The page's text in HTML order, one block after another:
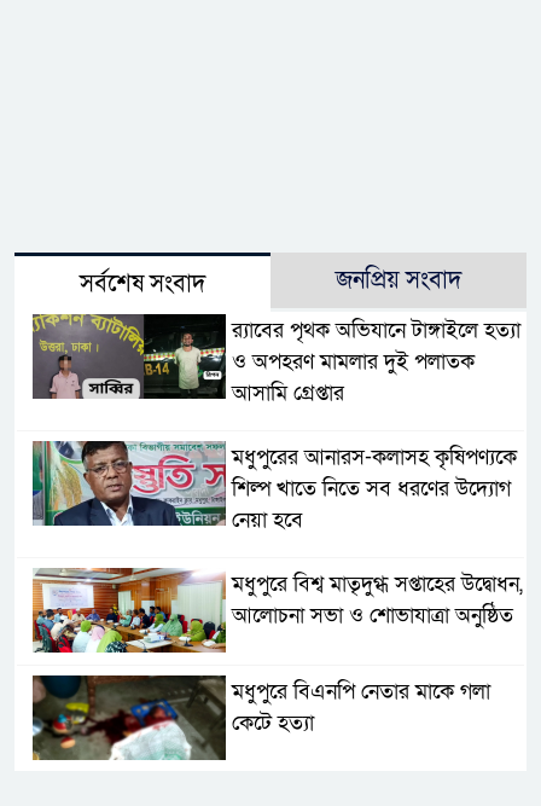
সর্বশেষ সংবাদ জনপ্রিয় সংবাদ
র‌্যাবের পৃথক অভিযানে টাঙ্গাইলে হত্যা
ও অপহরণ মামলার দুই পলাতক
আসামি গ্রেপ্তার
মধুপুরের আনারস-কলাসহ কৃষিপণ্যকে
শিল্প খাতে নিতে সব ধরণের উদ্যোগ
নেয়া হবে
মধুপুরে বিশ্ব মাতৃদুগ্ধ সপ্তাহের উদ্বোধন,
আলোচনা সভা ও শোভাযাত্রা অনুষ্ঠিত
মধুপুরে বিএনপি নেতার মাকে গলা
কেটে হত্যা